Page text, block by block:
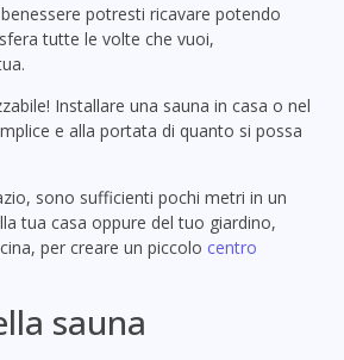
potresti ricavare potendo
tutte le volte che vuoi,
Installare una sauna in casa o nel
e alla portata di quanto si possa
sono sufficienti pochi metri in un
tua casa oppure del tuo giardino,
per creare un piccolo centro
sauna